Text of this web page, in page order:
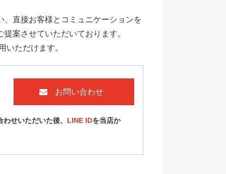
直接お客様とコミュニケーションを
案させていただいております。
いただけます。
お問い合わせ
わせいただいた後、 LINE IDを当店か